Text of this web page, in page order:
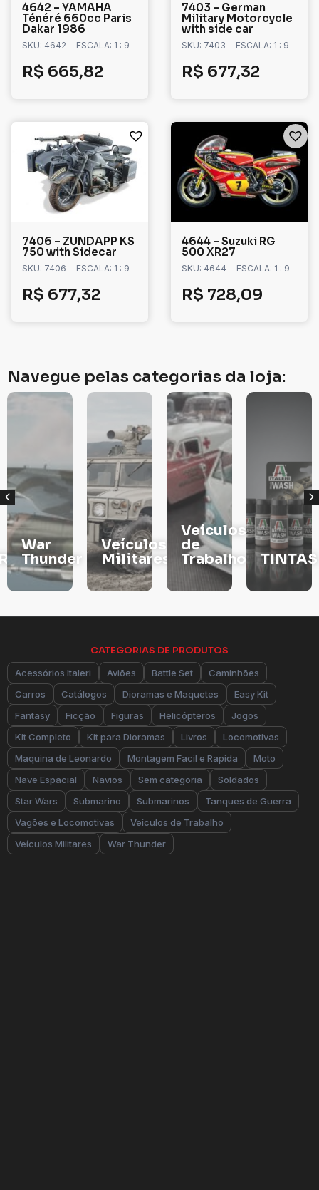
4642 – YAMAHA
Ténéré 660cc Paris
Dakar 1986
SKU: 4642 - ESCALA: 1 : 9
R$ 665,82
7403 – German
Military Motorcycle
with side car
SKU: 7403 - ESCALA: 1 : 9
R$ 677,32
7406 – ZUNDAPP KS
750 with Sidecar
SKU: 7406 - ESCALA: 1 : 9
R$ 677,32
4644 – Suzuki RG
500 XR27
SKU: 4644 - ESCALA: 1 : 9
R$ 728,09
Navegue pelas categorias da loja:
War
Thunder
Veículos
Militares
Veículos
de
Trabalho
TINTAS
CATEGORIAS DE PRODUTOS
Acessórios Italeri Aviões Battle Set
Caminhões
Carros
Catálogos Dioramas e Maquetes
Easy Kit
Fantasy
Ficção Figuras Helicópteros
Jogos
Kit Completo
Kit para Dioramas Livros
Locomotivas
Maquina de Leonardo
Montagem Facil e Rapida
Moto
Nave Espacial
Navios Sem categoria
Soldados
Star Wars
Submarino Submarinos
Tanques de Guerra
Vagões e Locomotivas
Veículos de Trabalho
Veículos Militares
War Thunder